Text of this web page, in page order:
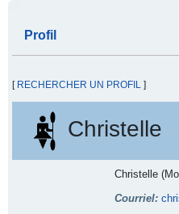
Profil
[ RECHERCHER UN PROFIL ]
Christelle
Christelle
Courriel: